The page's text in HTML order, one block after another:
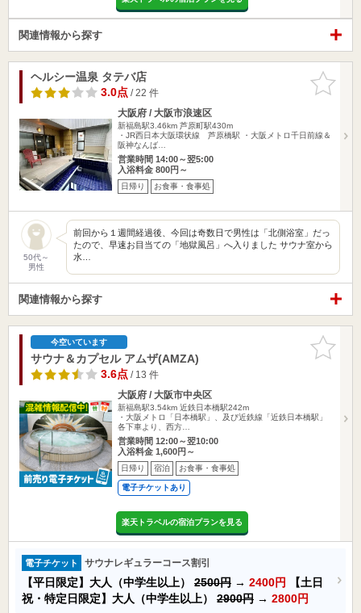
関連情報から探す
お気に入
りに追加
ヘルシー温泉 タテバ店
3.0点/ 22 件
大阪府 / 大阪市浪速区
新福島駅3.46km 芦原町駅430m
・JR西日本大阪環状線 芦原橋駅 ・大阪メトロ千日前線＆
阪神なんば…
営業時間 14:00～翌5:00
入浴料金 800円～
日帰り お食事・食事処
50代～
男性
前回から１週間経過後、今回は奇数日で男性は「北側浴室」だっ
たので、早速お目当ての「地獄風呂」へ入りました サウナ室から
水…
関連情報から探す
お気に入
りに追加
今空いています
サウナ＆カプセル アムザ(AMZA)
3.6点/ 13 件
大阪府 / 大阪市中央区
新福島駅3.54km 近鉄日本橋駅242m
・大阪メトロ「日本橋駅」、及び近鉄線「近鉄日本橋駅」
各下車より、西方…
営業時間 12:00～翌10:00
入浴料金 1,600円～
日帰り 宿泊 お食事・食事処
電子チケットあり
楽天トラベルの宿泊プランを見る
電子チケット サウナレギュラーコース割引
【平日限定】大人（中学生以上） 2500円 → 2400円
【土日
祝・特定日限定】大人（中学生以上） 2900円 → 2800円